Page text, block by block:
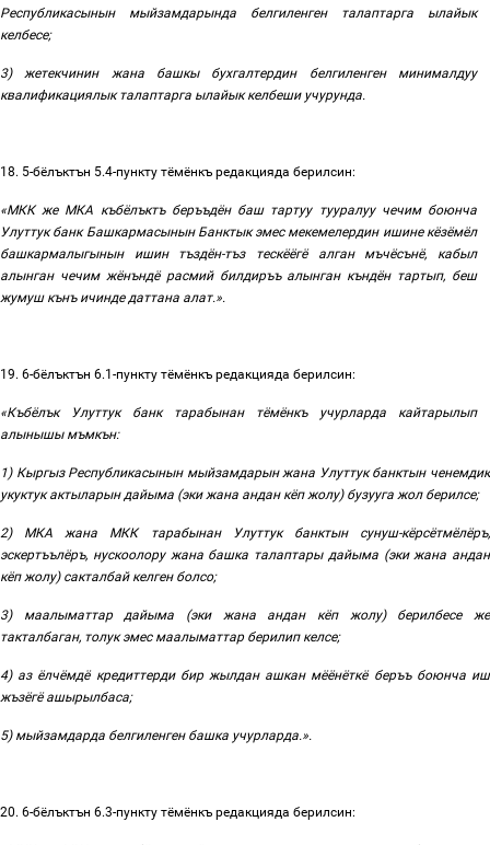
Республикасынын мыйзамдарында белгиленген талаптарга ылайык
келбесе;
3)жетекчинин жана башкы бухгалтердин белгиленген минималдуу
квалификациялык талаптарга ылайык келбеши учурунда.
18. 5-бёлъктън 5.4-пункту тёмёнкъ редакцияда берилсин:
«МКК же МКА къбёлъктъ беръъдён баш тартуу тууралуу чечим боюнча
Улуттук банк Башкармасынын Банктык эмес мекемелердин ишине кёзёмёл
башкармалыгынын ишин тъздён-тъз тескёёгё алган мъчёсънё, кабыл
алынган чечим жёнъндё расмий билдиръъ алынган къндён тартып, беш
жумуш кънъ ичинде даттана алат.».
19. 6-бёлъктън 6.1-пункту тёмёнкъ редакцияда берилсин:
«Къбёлък Улуттук банк тарабынан тёмёнкъ учурларда
кайтарылып
алынышы мъмкън:
1) Кыргыз Республикасынын мыйзамдарын жана Улуттук банктын ченемдик
укуктук актыларын дайыма (эки жана андан кёп жолу) бузууга жол берилсе;
2) МКА жана МКК тарабынан Улуттук банктын сунуш-кёрсётмёлёръ,
эскертъълёръ, нускоолору жана башка талаптары дайыма(эки жана андан
кёп жолу) сакталбай келген болсо;
3) маалыматтар дайыма (эки жана андан кёп жолу) берилбесе
же
такталбаган, толук эмес маалыматтар берилип келсе;
4) аз ёлчёмдё кредиттерди бир жылдан ашкан мёёнёткё беръъ боюнча иш
жъзёгё ашырылбаса;
5) мыйзамдарда белгиленген башка учурларда.».
20. 6-бёлъктън 6.3-пункту тёмёнкъ редакцияда берилсин: